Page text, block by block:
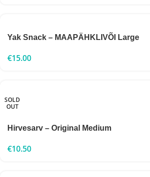
Yak Snack – MAAPÄHKLIVÕI Large
€15.00
SOLD
OUT
Hirvesarv – Original Medium
€10.50